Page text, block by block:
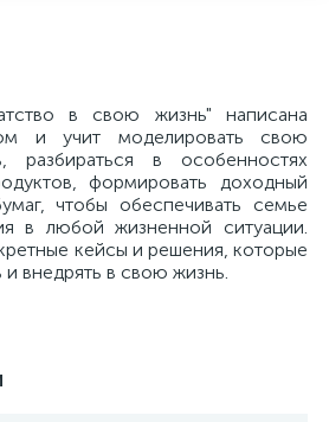
в свою жизнь" написана
и учит моделировать свою
разбираться в особенностях
формировать доходный
чтобы обеспечивать семье
в любой жизненной ситуации.
кейсы и решения, которые
внедрять в свою жизнь.